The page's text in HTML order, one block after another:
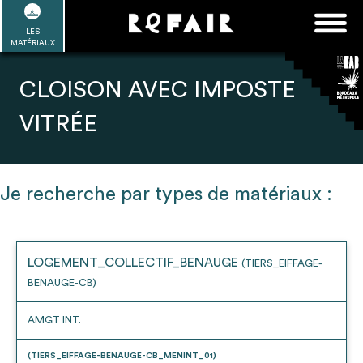
Passer
contenu
LES
MATÉRIAUX
EN SAVOIR PLUS
FAQ
Rechercher :
Refair mode d'emploi
2
Une fois connnecté, Télécharger les
CLOISON AVEC IMPOSTE
VITRÉE
Je recherche par types de matériaux :
LOGEMENT_COLLECTIF_BENAUGE (TIERS_EIFFAGE-
BENAUGE-CB)
AMGT INT.
(TIERS_EIFFAGE-BENAUGE-CB_MENINT_01)